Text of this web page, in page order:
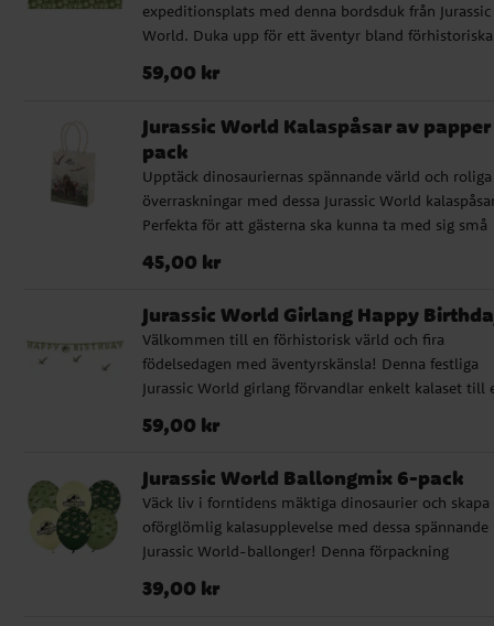
val för din fest.
expeditionsplats med denna bordsduk från Jurassic
World. Duka upp för ett äventyr bland förhistoriska
dinosauriernas värld. Denna bordsduk är tillverkad
bordet och skapa en autentisk atmosfär till kalaset.
Pris :59,00 kr
59,00 kr
Jurassic World Kalaspåsar av
pack
Upptäck dinosauriernas spännande värld och roliga
överraskningar med dessa Jurassic World
Perfekta för att gästerna ska kunna ta med sig små
barnkalas. Varje förpackning innehåller 6 kalaspåsar
och pryds av mäktiga dinosaurier som T-Rex och
flygande Pterosaurer i ett vilt landskap.
Pris :45,00 kr
45,00 kr
Jurassic World Girlang Happy
Välkommen till en förhistorisk värld och fira
födelsedagen med äventyrskänsla! Denna festliga
Jurassic World girlang förvandlar enkelt kalaset till
med bokstäver som formar texten "HAPPY
Mellan orden hänger den ikoniska Jurassic World-
logotypen med siluetten av en T-Rex. Som en extra
spännande detalj hänger tre flygande dinosaurier,
Pteranodoner, under girlangen och bidrar till den
dynamiska dekorationen. Den är tillverkad av papper
Pris :59,00 kr
59,00 kr
Jurassic World Ballongmix 6-pack
Väck liv i forntidens mäktiga dinosaurier och skapa
oförglömlig kalasupplevelse med dessa spännande
Jurassic World-ballonger! Denna förpackning
pryds av den ikoniska Jurassic World-logotypen,
Pris :39,00 kr
39,00 kr